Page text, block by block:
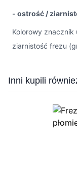
- ostrość /
Kolorowy
ziarnistość frezu
Press to skip
Inni kupili